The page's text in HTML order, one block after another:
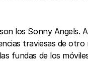
los Sonny Angels.
traviesas de otro
fundas de los